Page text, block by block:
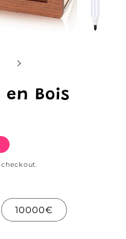
en Bois
10000€